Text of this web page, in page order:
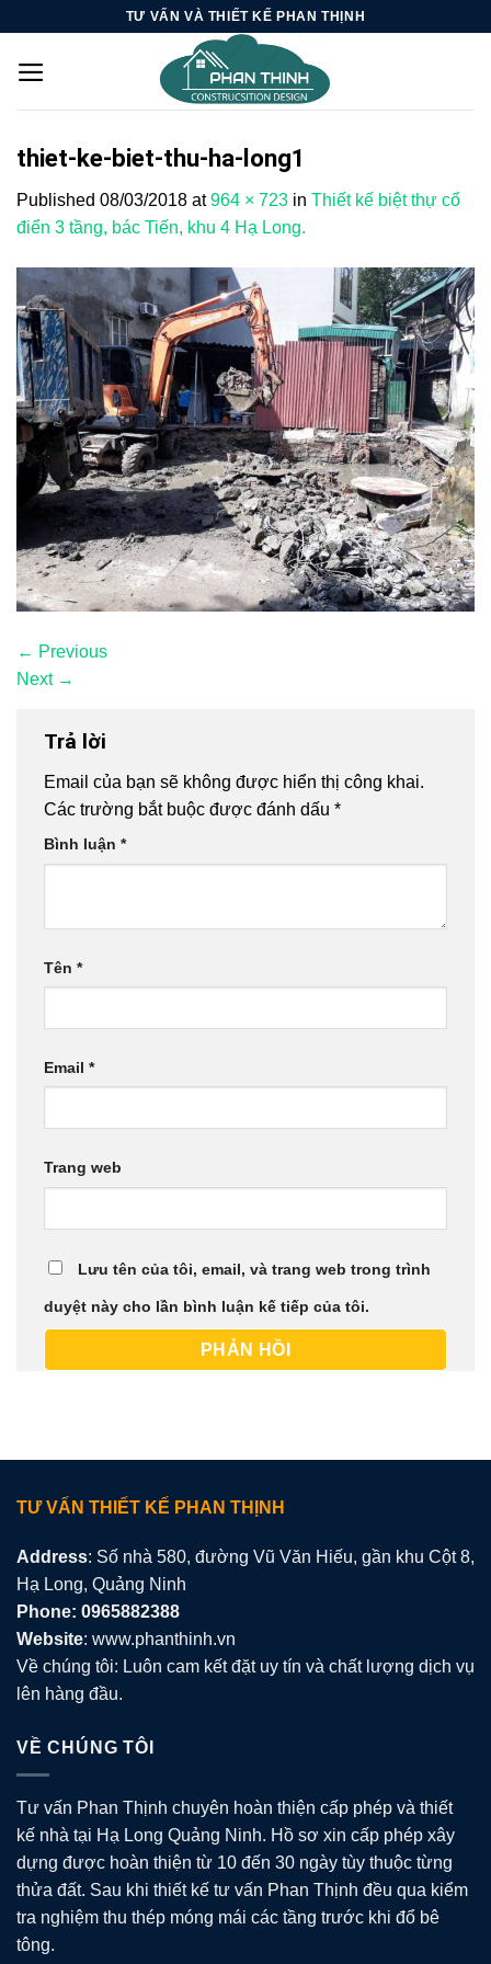
content
TƯ VẤN VÀ THIẾT KẾ PHAN THỊNH
thiet-ke-biet-thu-ha-long1
Published 08/03/2018 at964 × 723 in Thiết kế biệt thự cổ
điển 3 tầng, bác Tiến, khu 4 Hạ Long.
← Previous
Next →
Trả lời
Email của bạn sẽ không được hiển thị công khai.
Các trường bắt buộc được đánh dấu *
Bình luận *
Tên *
Email *
Trang web
Lưu tên của tôi, email, và trang web trong trình
duyệt này cho lần bình luận kế tiếp của tôi.
TƯ VẤN THIẾT KẾ PHAN THỊNH
Address: Số nhà 580, đường Vũ Văn Hiếu, gần khu Cột 8,
Hạ Long, Quảng Ninh
Phone: 0965882388
Website: www.phanthinh.vn
Về chúng tôi: Luôn cam kết đặt uy tín và chất lượng dịch vụ
lên hàng đầu.
VỀ CHÚNG TÔI
Tư vấn Phan Thịnh chuyên hoàn thiện cấp phép và thiết
kế nhà tại Hạ Long Quảng Ninh. Hồ sơ xin cấp phép xây
dựng được hoàn thiện từ 10 đến 30 ngày tùy thuộc từng
thửa đất. Sau khi thiết kế tư vấn Phan Thịnh đều qua kiểm
tra nghiệm thu thép móng mái các tầng trước khi đổ bê
tông.